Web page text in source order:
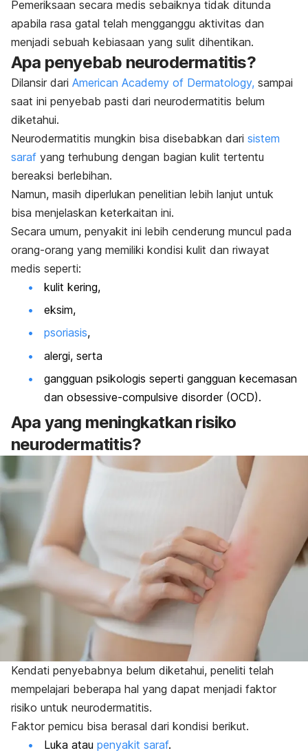
Pemeriksaan secara medis sebaiknya tidak ditunda
apabila rasa gatal telah mengganggu aktivitas dan
menjadi sebuah kebiasaan yang sulit dihentikan.
Apa penyebab neurodermatitis?
Dilansir dari American Academy of Dermatology, sampai
saat ini penyebab pasti dari neurodermatitis belum
diketahui.
Neurodermatitis mungkin bisa disebabkan dari sistem
saraf yang terhubung dengan bagian kulit tertentu
bereaksi berlebihan.
Namun, masih diperlukan penelitian lebih lanjut untuk
bisa menjelaskan keterkaitan ini.
Secara umum, penyakit ini lebih cenderung muncul pada
orang-orang yang memiliki kondisi kulit dan riwayat
medis seperti:
kulit kering,
eksim,
psoriasis,
alergi, serta
gangguan psikologis seperti gangguan kecemasan
dan obsessive-compulsive disorder (OCD).
Apa yang meningkatkan risiko
neurodermatitis?
Kendati penyebabnya belum diketahui, peneliti telah
mempelajari beberapa hal yang dapat menjadi faktor
risiko untuk neurodermatitis.
Faktor pemicu bisa berasal dari kondisi berikut.
Luka atau penyakit saraf.